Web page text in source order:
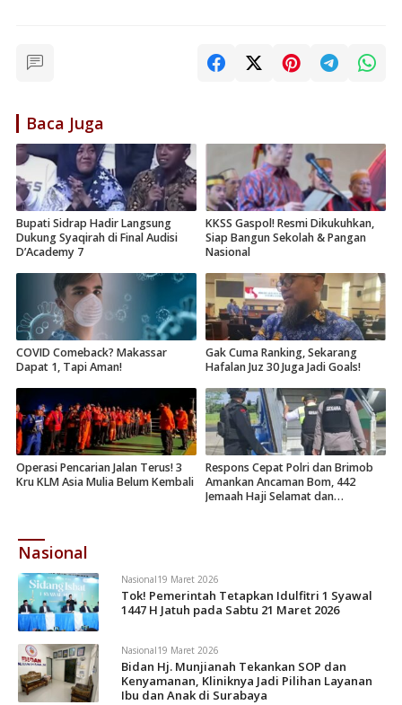
Baca Juga
Bupati Sidrap Hadir Langsung
Dukung Syaqirah di Final Audisi
D’Academy 7
KKSS Gaspol! Resmi Dikukuhkan,
Siap Bangun Sekolah & Pangan
Nasional
COVID Comeback? Makassar
Dapat 1, Tapi Aman!
Gak Cuma Ranking, Sekarang
Hafalan Juz 30 Juga Jadi Goals!
Operasi Pencarian Jalan Terus! 3
Kru KLM Asia Mulia Belum Kembali
Respons Cepat Polri dan Brimob
Amankan Ancaman Bom, 442
Jemaah Haji Selamat dan
Nasional
Nasional19 Maret 2026
Tok! Pemerintah Tetapkan Idulfitri 1 Syawal
1447 H Jatuh pada Sabtu 21 Maret 2026
Nasional19 Maret 2026
Bidan Hj. Munjianah Tekankan SOP dan
Kenyamanan, Kliniknya Jadi Pilihan Layanan
Ibu dan Anak di Surabaya